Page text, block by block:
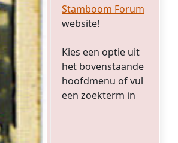
Stamboom Forum
website!
Kies een optie uit
het bovenstaande
hoofdmenu of vul
een zoekterm in